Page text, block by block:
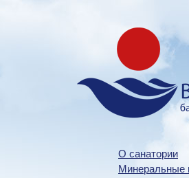
О санатории
Минеральные